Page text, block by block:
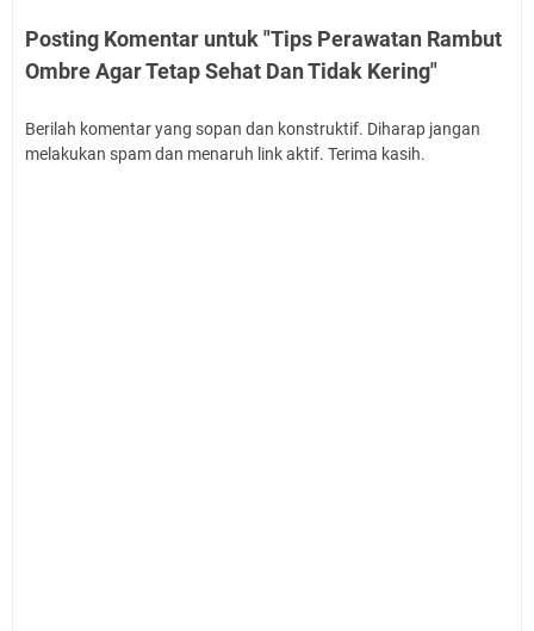
Posting Komentar untuk "Tips Perawatan Rambut
Ombre Agar Tetap Sehat Dan Tidak Kering"
Berilah komentar yang sopan dan konstruktif. Diharap jangan
melakukan spam dan menaruh link aktif. Terima kasih.